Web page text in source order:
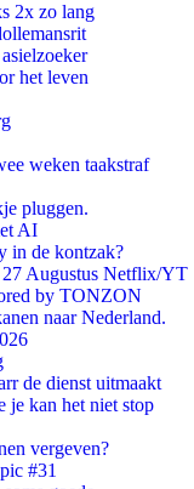
2x zo lang
het leven
weken taakstraf
pluggen.
AI
in de kontzak?
Augustus Netflix/YT
by TONZON
naar Nederland.
de dienst uitmaakt
je kan het niet stop
vergeven?
#31